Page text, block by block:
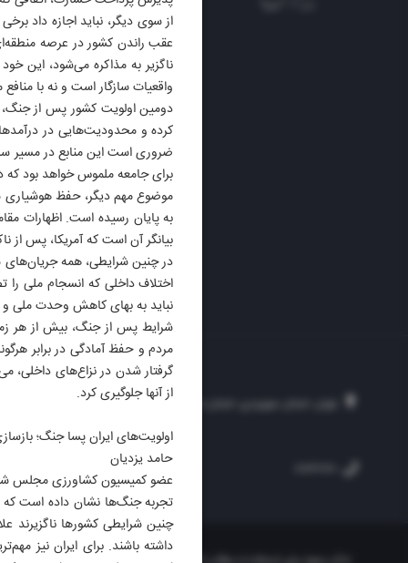
از سوی دیگر، نباید اجازه داد
عقب راندن کشور در عرصه
ناگزیر به مذاکره می‌شود، این
واقعیات سازگار است و نه با منافع
دومین اولویت کشور پس از
کرده و محدودیت‌هایی در
ضروری است این منابع در مسیر
برای جامعه ملموس خواهد بود که
موضوع مهم دیگر، حفظ هوشیاری
به پایان رسیده است. اظهارات
بیانگر آن است که آمریکا، پس
در چنین شرایطی، همه جریان‌های
اختلاف داخلی که انسجام ملی
نباید به بهای کاهش وحدت ملی
شرایط پس از جنگ، بیش از هر
مردم و حفظ آمادگی در برابر
گرفتار شدن در نزاع‌های داخلی،
از آنها جلوگیری کرد.
اولویت‌های ایران پسا جنگ؛
حامد یزدیان
عضو کمیسیون کشاورزی مجلس
تجربه جنگ‌ها نشان داده است که
چنین شرایطی کشورها ناگزیرند
داشته باشند. برای ایران نیز
تهران، خیابان سهروردی، خیابان خرمشهر، نرسیده به مصلی، موسسه فرهنگی-